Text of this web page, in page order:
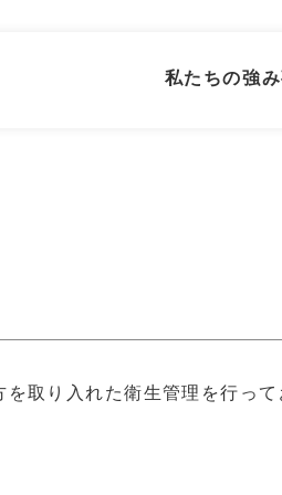
私たちの強み
ー 研修制度・キャリア
取り入れた衛生管理を行って